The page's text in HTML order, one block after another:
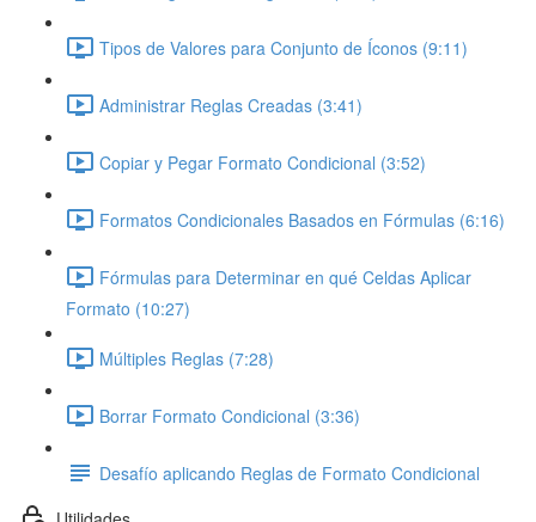
Tipos de Valores para Conjunto de Íconos (9:11)
Administrar Reglas Creadas (3:41)
Copiar y Pegar Formato Condicional (3:52)
Formatos Condicionales Basados en Fórmulas (6:16)
Fórmulas para Determinar en qué Celdas Aplicar
Formato (10:27)
Múltiples Reglas (7:28)
Borrar Formato Condicional (3:36)
Desafío aplicando Reglas de Formato Condicional